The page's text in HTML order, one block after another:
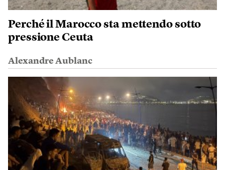
Perché il Marocco sta mettendo sotto
pressione Ceuta
Alexandre Aublanc